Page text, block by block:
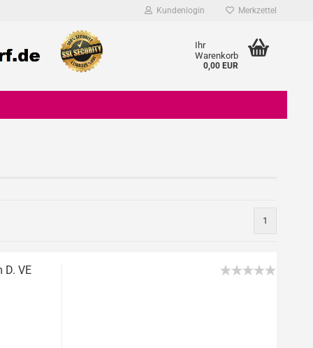
Kundenlogin Merkzettel
Ihr
Warenkorb
0,00 EUR
1
D. VE